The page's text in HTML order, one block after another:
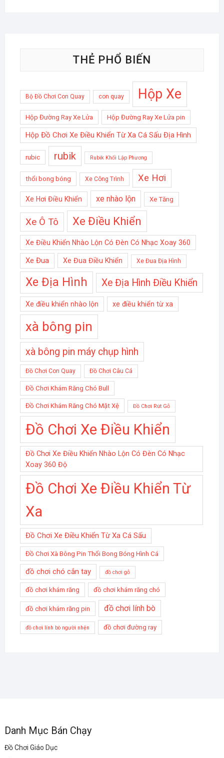
THẺ PHỔ BIẾN
Bộ Đồ Chơi Con Quay con quay Hộp Xe
Hộp Đường Ray Xe Lửa Hộp Đường Ray Xe Lửa pin
Hộp Đồ Chơi Xe Điều Khiển Từ Xa Cá Sấu Địa Hình
rubic rubik Rubik Khối Lập Phương
thổi bong bóng Xe Công Trình Xe Hơi
Xe Hơi Điều Khiển xe nhào lộn Xe Tăng
Xe Ô Tô Xe Điều Khiển
Xe Điều Khiển Nhào Lộn Có Đèn Có Nhạc Xoay 360
Xe Đua Xe Đua Điều Khiển Xe Đua Địa Hình
Xe Địa Hình Xe Địa Hình Điều Khiển
Xe điều khiển nhào lộn xe điều khiển từ xa
xà bông pin
xà bông pin máy chụp hình
Đồ Chơi Con Quay Đồ Chơi Câu Cá
Đồ Chơi Khám Răng Chó Bull
Đồ Chơi Khám Răng Chó Mặt Xệ Đồ Chơi Rút Gỗ
Đồ Chơi Xe Điều Khiển
Đồ Chơi Xe Điều Khiển Nhào Lộn Có Đèn Có Nhạc
Xoay 360 Độ
Đồ Chơi Xe Điều Khiển Từ
Xa
Đồ Chơi Xe Điều Khiển Từ Xa Cá Sấu
Đồ Chơi Xà Bông Pin Thổi Bong Bóng Hình Cá
đồ chơi chó cắn tay đồ chơi gỗ
đồ chơi khám răng đồ chơi khám răng chó
đồ chơi khám răng pin đồ chơi lính bò
đồ chơi lính bò người nhện đồ chơi đường ray
Danh Mục Bán Chạy
Đồ Chơi Giáo Dục